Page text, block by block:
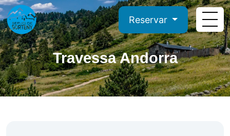
Reservar
Travessa Andorra